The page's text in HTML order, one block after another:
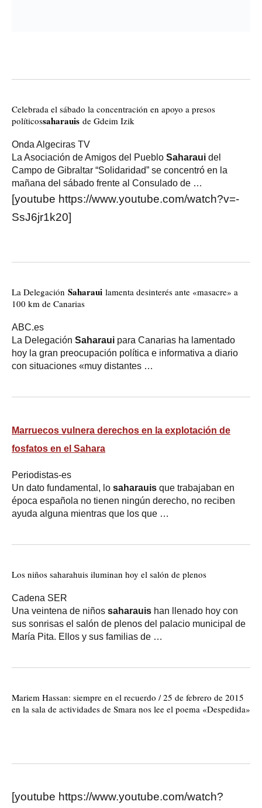
Celebrada el sábado la concentración en apoyo a presos
políticossaharauis de Gdeim Izik
Onda Algeciras TV
La Asociación de Amigos del Pueblo Saharaui del
Campo de Gibraltar “Solidaridad” se concentró en la
mañana del sábado frente al Consulado de …
[youtube https://www.youtube.com/watch?v=-
SsJ6jr1k20]
La Delegación Saharaui lamenta desinterés ante «masacre» a
100 km de Canarias
ABC.es
La Delegación Saharaui para Canarias ha lamentado
hoy la gran preocupación política e informativa a diario
con situaciones «muy distantes …
Marruecos vulnera derechos en la explotación de
fosfatos en el Sahara
Periodistas-es
Un dato fundamental, lo saharauis que trabajaban en
época española no tienen ningún derecho, no reciben
ayuda alguna mientras que los que …
Los niños saharahuis iluminan hoy el salón de plenos
Cadena SER
Una veintena de niños saharauis han llenado hoy con
sus sonrisas el salón de plenos del palacio municipal de
María Pita. Ellos y sus familias de …
Mariem Hassan: siempre en el recuerdo / 25 de febrero de 2015
en la sala de actividades de Smara nos lee el poema «Despedida»
[youtube https://www.youtube.com/watch?